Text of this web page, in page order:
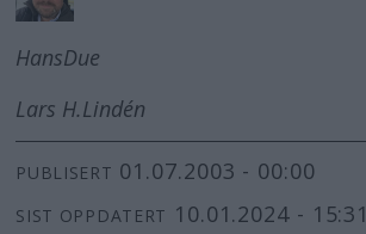
HansDue
Lars H.Lindén
PUBLISERT 01.07.2003 - 00:00
SIST OPPDATERT 10.01.2024 - 15:31